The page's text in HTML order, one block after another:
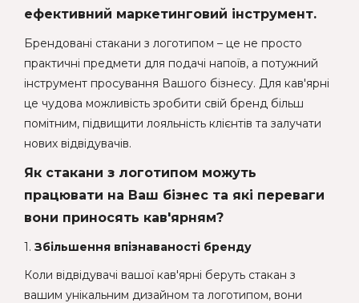
ефективний маркетинговий інструмент.
Брендовані стакани з логотипом – це не просто
практичні предмети для подачі напоїв, а потужний
інструмент просування Вашого бізнесу. Для кав'ярні
це чудова можливість зробити свій бренд більш
помітним, підвищити лояльність клієнтів та залучати
нових відвідувачів.
Як стакани з логотипом можуть
працювати на Ваш бізнес та які переваги
вони приносять кав'ярням?
1. Збільшення впізнаваності бренду
Коли відвідувачі вашої кав'ярні беруть стакан з
вашим унікальним дизайном та логотипом, вони